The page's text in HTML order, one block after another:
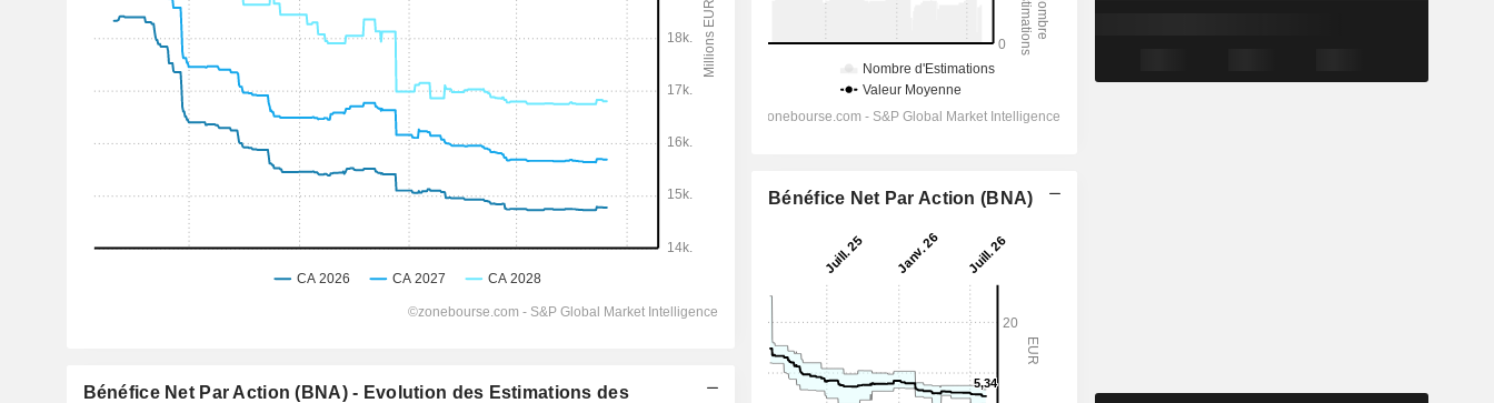
Bénéfice Net Par Action (BNA) - Evolution des Estimations des
Bénéfice Net Par Action (BNA)